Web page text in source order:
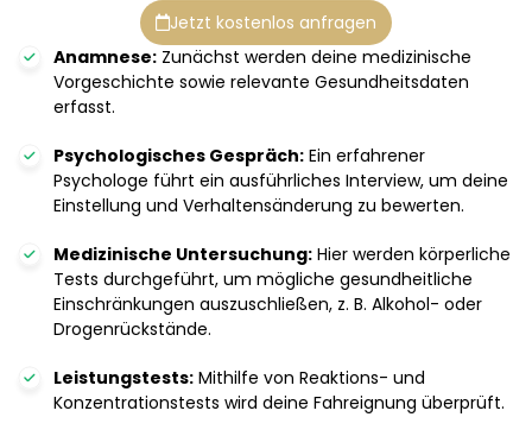
Jetzt kostenlos anfragen
Anamnese: Zunächst werden deine medizinische
Vorgeschichte sowie relevante Gesundheitsdaten
erfasst.
Psychologisches Gespräch: Ein erfahrener
Psychologe führt ein ausführliches Interview, um deine
Einstellung und Verhaltensänderung zu bewerten.
Medizinische Untersuchung: Hier werden körperliche
Tests durchgeführt, um mögliche gesundheitliche
Einschränkungen auszuschließen, z. B. Alkohol- oder
Drogenrückstände.
Leistungstests: Mithilfe von Reaktions- und
Konzentrationstests wird deine Fahreignung überprüft.